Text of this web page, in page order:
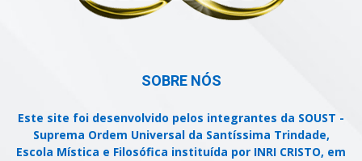
SOBRE NÓS
Este site foi desenvolvido pelos integrantes da SOUST -
Suprema Ordem Universal da Santíssima Trindade,
Escola Mística e Filosófica instituída por INRI CRISTO, em